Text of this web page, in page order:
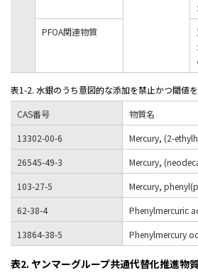
PFOA関連物質
表1-2. 水銀のうち意図的な添加を禁止かつ閾値
CAS番号
物質名
13302-00-6
Mercury, (2-
26545-49-3
Mercury,
103-27-5
Mercury,
62-38-4
Phenylmercuric
13864-38-5
Phenylmercury
表2. ヤンマーグループ共通代替化推進物